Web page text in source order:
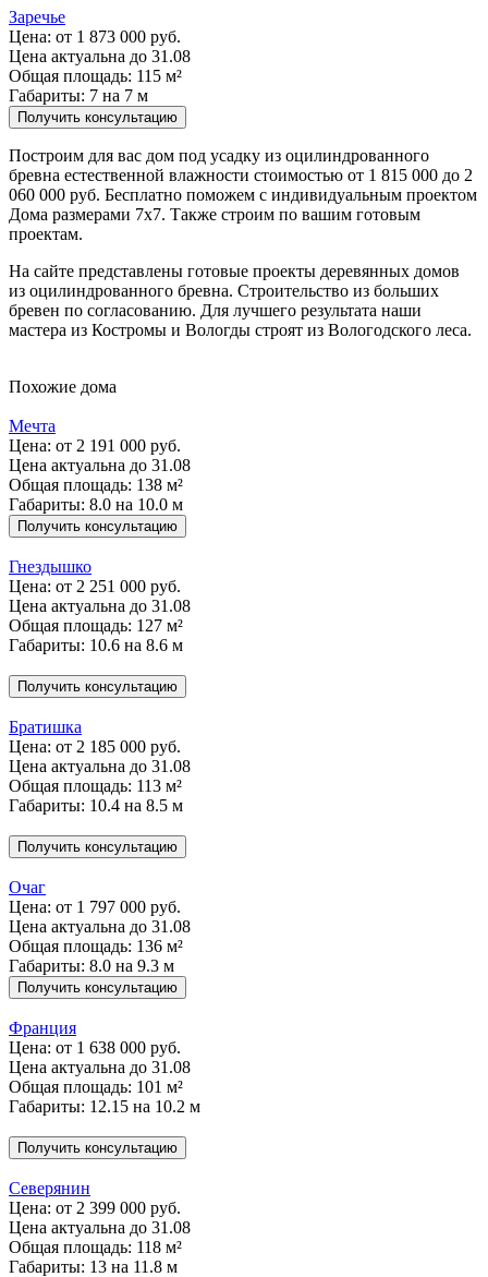
Заречье
Цена: от 1 873 000 руб.
Цена актуальна до 31.08
Общая площадь: 115 м²
Габариты: 7 на 7 м
Получить консультацию
Построим для вас дом под усадку из оцилиндрованного
бревна естественной влажности стоимостью от 1 815 000 до 2
060 000 руб. Бесплатно поможем с индивидуальным проектом
Дома размерами 7х7. Также строим по вашим готовым
проектам.
На сайте представлены готовые проекты деревянных домов
из оцилиндрованного бревна. Строительство из больших
бревен по согласованию. Для лучшего результата наши
мастера из Костромы и Вологды строят из Вологодского леса.
Похожие дома
Мечта
Цена: от 2 191 000 руб.
Цена актуальна до 31.08
Общая площадь: 138 м²
Габариты: 8.0 на 10.0 м
Получить консультацию
Гнездышко
Цена: от 2 251 000 руб.
Цена актуальна до 31.08
Общая площадь: 127 м²
Габариты: 10.6 на 8.6 м
Получить консультацию
Братишка
Цена: от 2 185 000 руб.
Цена актуальна до 31.08
Общая площадь: 113 м²
Габариты: 10.4 на 8.5 м
Получить консультацию
Очаг
Цена: от 1 797 000 руб.
Цена актуальна до 31.08
Общая площадь: 136 м²
Габариты: 8.0 на 9.3 м
Получить консультацию
Франция
Цена: от 1 638 000 руб.
Цена актуальна до 31.08
Общая площадь: 101 м²
Габариты: 12.15 на 10.2 м
Получить консультацию
Северянин
Цена: от 2 399 000 руб.
Цена актуальна до 31.08
Общая площадь: 118 м²
Габариты: 13 на 11.8 м